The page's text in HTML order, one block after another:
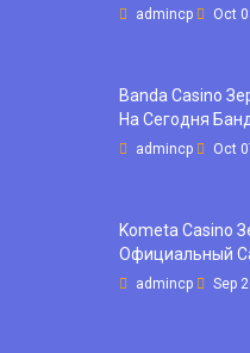
admincp Oct
Banda Casino
На Сегодня
admincp Oct
Kometa Casino
Официальный
admincp Sep